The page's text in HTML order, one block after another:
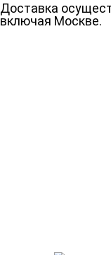
Доставка
включая Москве.